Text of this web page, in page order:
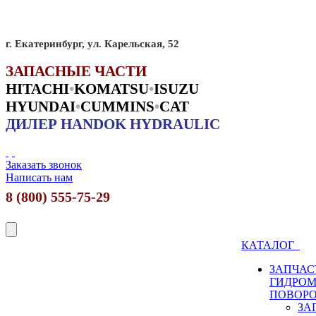
г. Екатеринбург, ул. Карельская, 52
ЗАПАСНЫЕ ЧАСТИ
HITACHI•KOMATSU•ISUZU
HYUNDAI•CUMMINS•CAT
ДИЛЕР HANDOK HYDRAULIC
Заказать звонок
Написать нам
8 (800) 555-75-29
КАТАЛОГ